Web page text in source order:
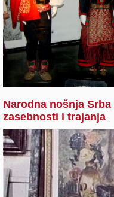
Narodna nošnja
zasebnosti i trajanja